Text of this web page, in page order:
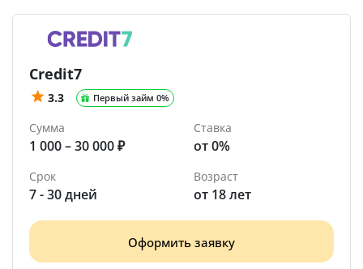
Credit7
3.3 Первый займ 0%
Сумма
1 000 – 30 000 ₽
Ставка
от 0%
Срок
7 - 30 дней
Возраст
от 18 лет
Оформить заявку